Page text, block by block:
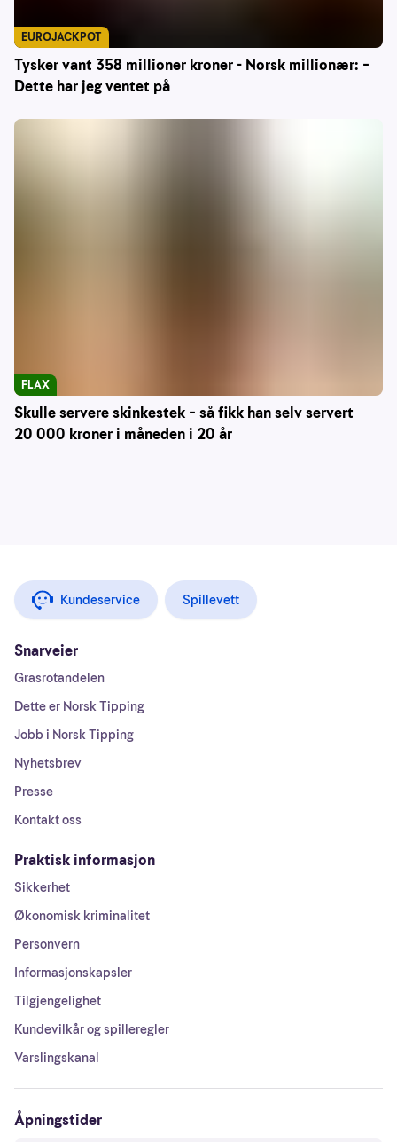
Tysker vant 358 millioner kroner - Norsk millionær: –
Dette har jeg ventet på
EUROJACKPOT
Skulle servere skinkestek – så fikk han selv servert
20 000 kroner i måneden i 20 år
FLAX
Kundeservice Spillevett
Snarveier
Grasrotandelen
Dette er Norsk Tipping
Jobb i Norsk Tipping
Nyhetsbrev
Presse
Kontakt oss
Praktisk informasjon
Sikkerhet
Økonomisk kriminalitet
Personvern
Informasjonskapsler
Tilgjengelighet
Kundevilkår og spilleregler
Varslingskanal
Åpningstider